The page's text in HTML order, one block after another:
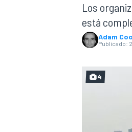
Los
está
Adam
Publicado:
4